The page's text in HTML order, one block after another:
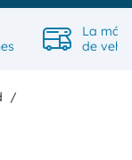
La más
de